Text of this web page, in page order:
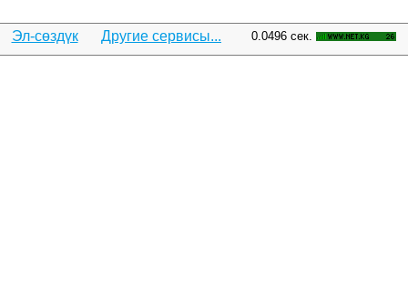
Эл-сөздүк Другие сервисы... 0.0496 сек.